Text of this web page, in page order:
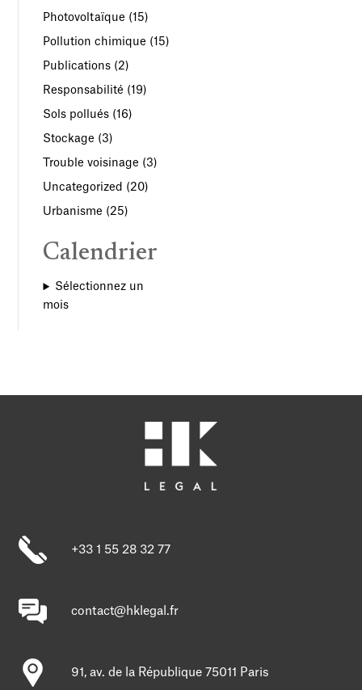
Photovoltaïque (15)
Pollution chimique (15)
Publications (2)
Responsabilité (19)
Sols pollués (16)
Stockage (3)
Trouble voisinage (3)
Uncategorized (20)
Urbanisme (25)
Calendrier
Sélectionnez un
mois
+33 1 55 28 32 77
contact@hklegal.fr
91, av. de la République 75011 Paris